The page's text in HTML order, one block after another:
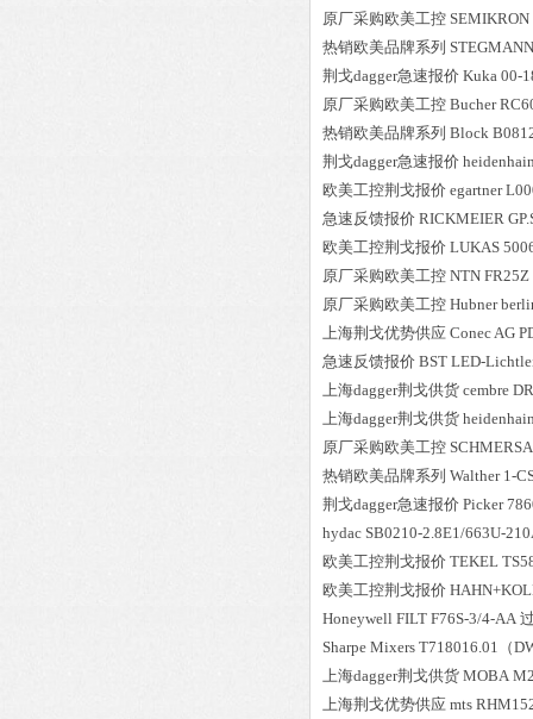
原厂采购欧美工控 SEMIKRON
热销欧美品牌系列 STEGMANN
荆戈dagger急速报价 Kuka 00-
原厂采购欧美工控 Bucher
热销欧美品牌系列 Block
荆戈dagger急速报价
欧美工控荆戈报价 egartner
急速反馈报价 RICKMEIER
欧美工控荆戈报价 LUKAS
原厂采购欧美工控 NTN FR25Z
原厂采购欧美工控 Hubner
上海荆戈优势供应 Conec AG
急速反馈报价 BST LED-
上海dagger荆戈供货 cembre
上海dagger荆戈供货
原厂采购欧美工控
热销欧美品牌系列 Walther 1-
荆戈dagger急速报价 Picker
hydac SB0210-2.8E1/663U-
欧美工控荆戈报价 TEKEL
欧美工控荆戈报价
Honeywell FILT F76S-3/4-AA
Sharpe Mixers T718016.01（
上海dagger荆戈供货 MOBA
上海荆戈优势供应 mts